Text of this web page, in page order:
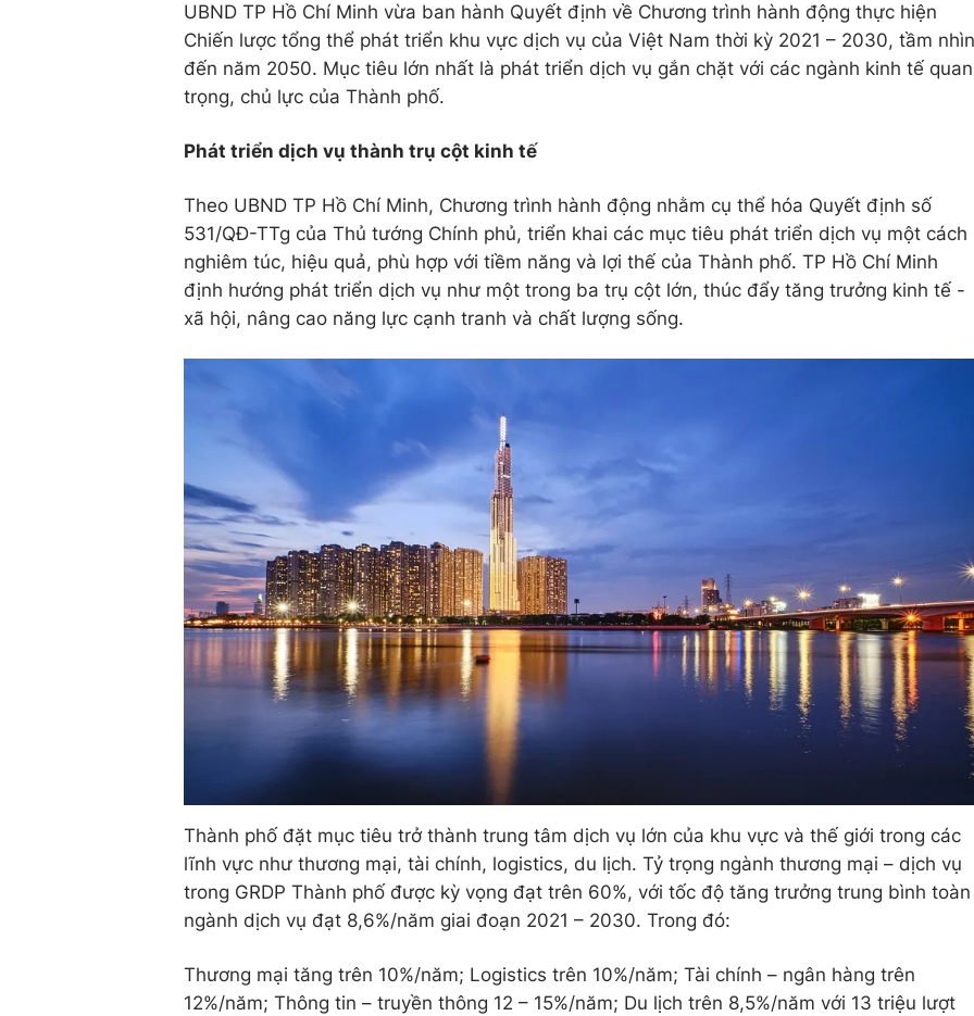
UBND TP Hồ Chí Minh vừa ban hành Quyết định về Chương trình hành động thực hiện
Chiến lược tổng thể phát triển khu vực dịch vụ của Việt Nam thời kỳ 2021 – 2030, tầm nhìn
đến năm 2050. Mục tiêu lớn nhất là phát triển dịch vụ gắn chặt với các ngành kinh tế quan
trọng, chủ lực của Thành phố.
Phát triển dịch vụ thành trụ cột kinh tế
Theo UBND TP Hồ Chí Minh, Chương trình hành động nhằm cụ thể hóa Quyết định số
531/QĐ-TTg của Thủ tướng Chính phủ, triển khai các mục tiêu phát triển dịch vụ một cách
nghiêm túc, hiệu quả, phù hợp với tiềm năng và lợi thế của Thành phố. TP Hồ Chí Minh
định hướng phát triển dịch vụ như một trong ba trụ cột lớn, thúc đẩy tăng trưởng kinh tế -
xã hội, nâng cao năng lực cạnh tranh và chất lượng sống.
Thành phố đặt mục tiêu trở thành trung tâm dịch vụ lớn của khu vực và thế giới trong các
lĩnh vực như thương mại, tài chính, logistics, du lịch. Tỷ trọng ngành thương mại – dịch vụ
trong GRDP Thành phố được kỳ vọng đạt trên 60%, với tốc độ tăng trưởng trung bình toàn
ngành dịch vụ đạt 8,6%/năm giai đoạn 2021 – 2030. Trong đó:
Thương mại tăng trên 10%/năm; Logistics trên 10%/năm; Tài chính – ngân hàng trên
12%/năm; Thông tin – truyền thông 12 – 15%/năm; Du lịch trên 8,5%/năm với 13 triệu lượt